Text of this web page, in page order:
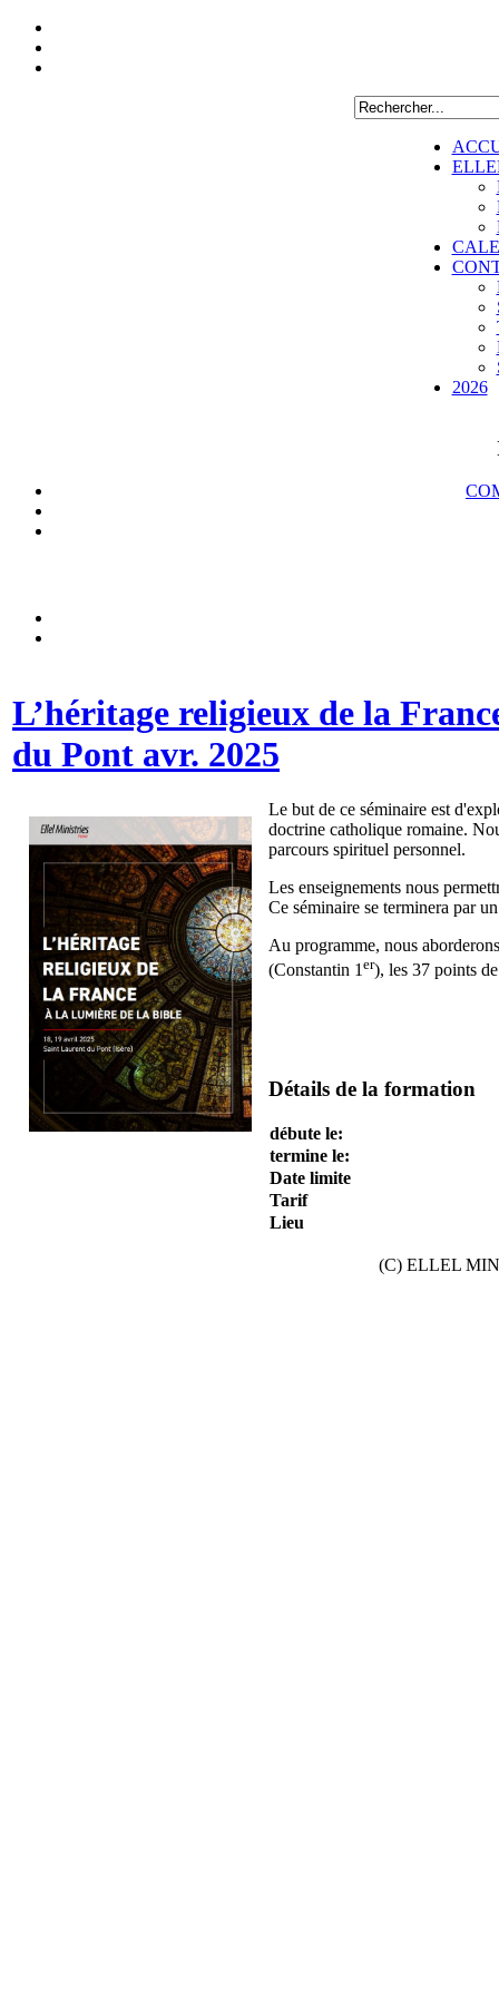
2026
L’héritage religieux de la
du Pont avr. 2025
Le but de ce séminaire est
doctrine catholique romaine.
parcours spirituel personnel.
Les enseignements nous
Ce séminaire se terminera par
Au programme, nous
(Constantin 1 er), les 37 points
Détails de la formation
débute le:
termine le:
Date limite
Tarif
Lieu
(C) ELLEL